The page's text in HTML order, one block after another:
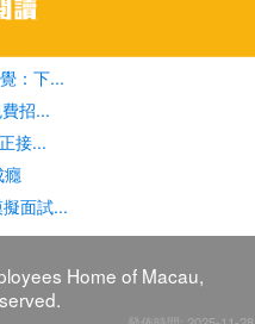
：下...
招...
接...
癮
面試...
Home of Macau,